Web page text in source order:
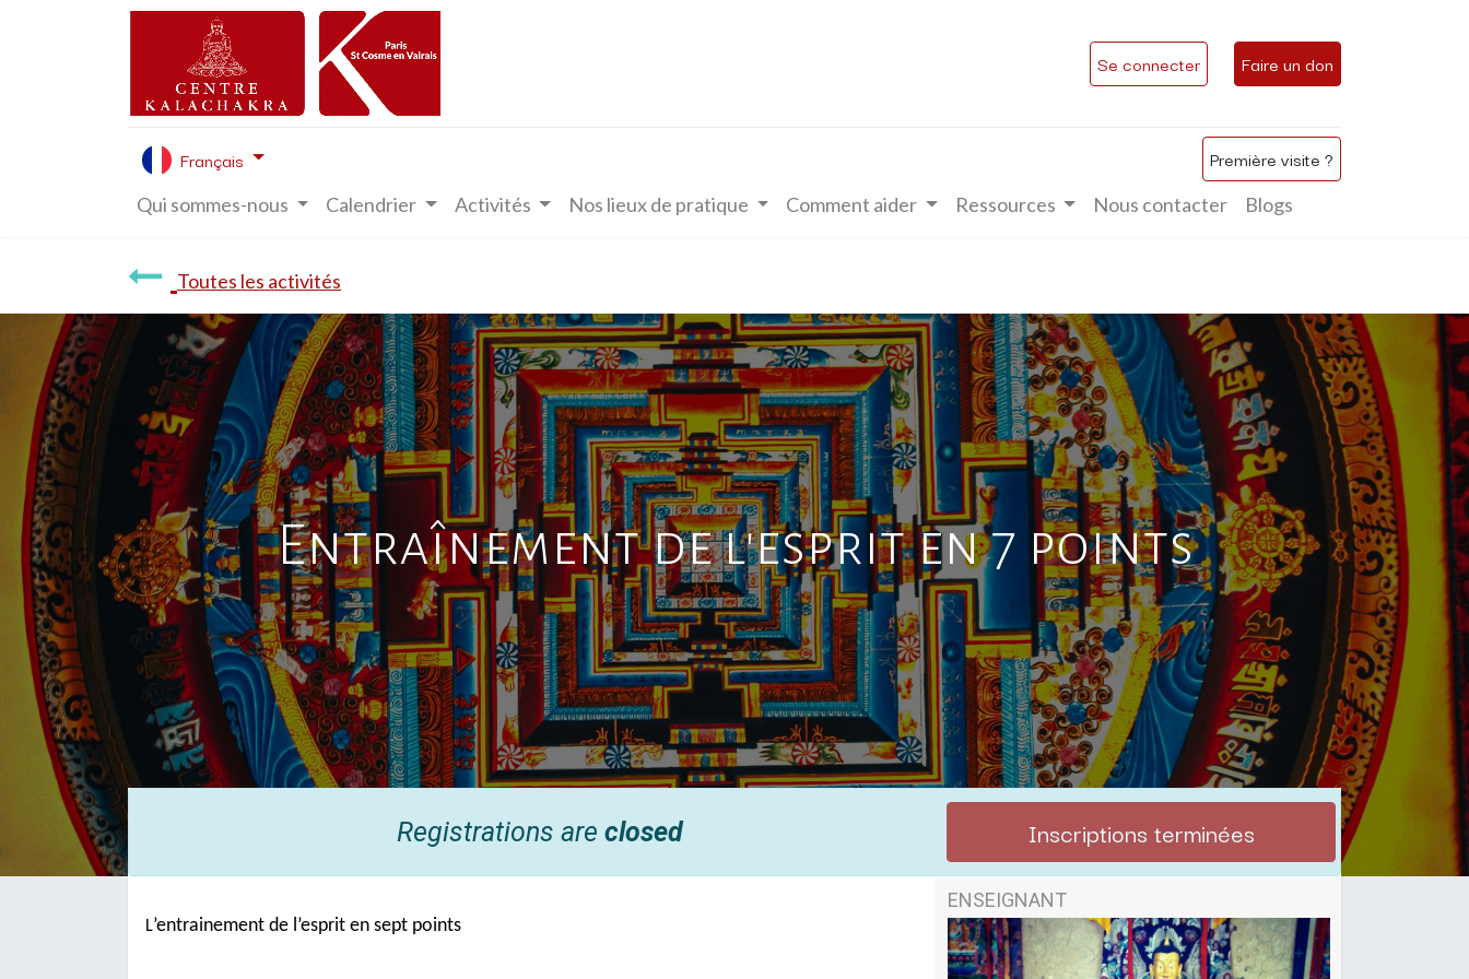
Se connecter Faire un don
Français Première visite ?
Qui sommes-nous Calendrier Activités Nos lieux de pratique Comment aider Ressources Nous contacter Blogs
Toutes les activités
Entraînement de l'esprit en 7 points
Registrations are closed Inscriptions terminées
L’entrainement de l’esprit en sept points
ENSEIGNANT